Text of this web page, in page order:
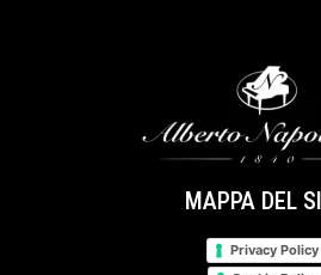
MAPPA DEL
Privacy Policy